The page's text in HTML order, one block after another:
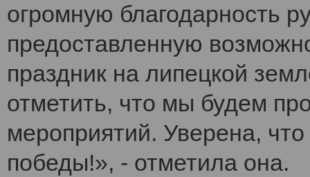
огромную благодарность
предоставленную
праздник на липецкой
отметить, что мы будем
мероприятий. Уверена,
победы!», - отметила она.